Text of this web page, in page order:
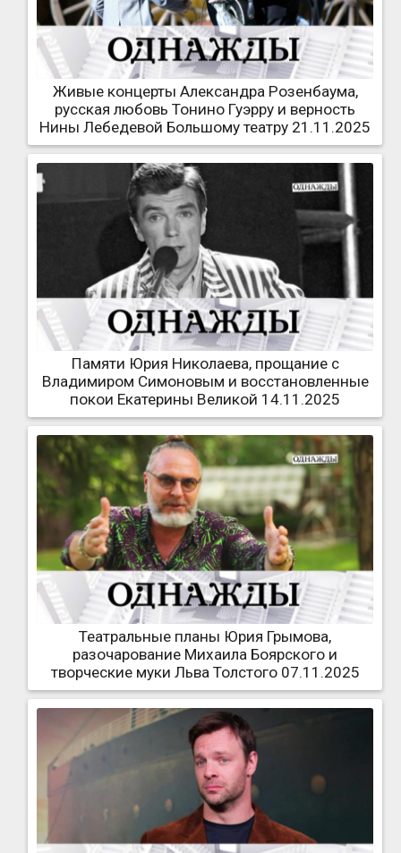
Живые концерты Александра Розенбаума,
русская любовь Тонино Гуэрру и верность
Нины Лебедевой Большому театру 21.11.2025
Памяти Юрия Николаева, прощание с
Владимиром Симоновым и восстановленные
покои Екатерины Великой 14.11.2025
Театральные планы Юрия Грымова,
разочарование Михаила Боярского и
творческие муки Льва Толстого 07.11.2025